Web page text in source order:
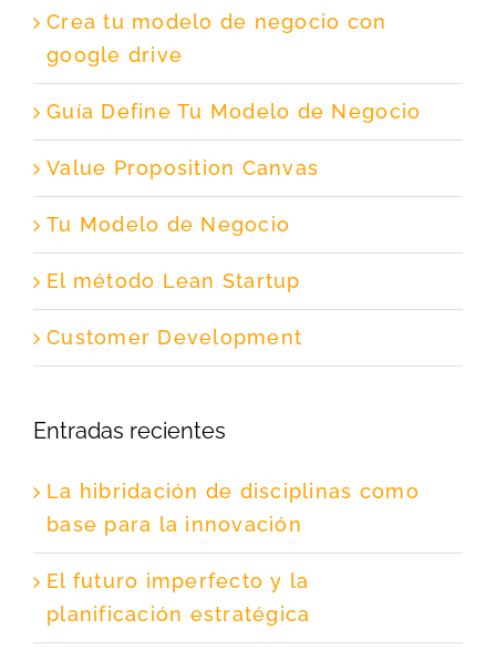
Crea tu modelo de negocio con
google drive
Guía Define Tu Modelo de Negocio
Value Proposition Canvas
Tu Modelo de Negocio
El método Lean Startup
Customer Development
Entradas recientes
La hibridación de disciplinas como
base para la innovación
El futuro imperfecto y la
planificación estratégica